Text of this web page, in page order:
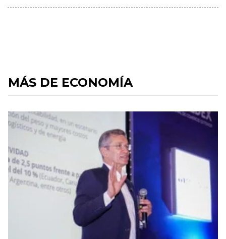
MÁS DE ECONOMÍA